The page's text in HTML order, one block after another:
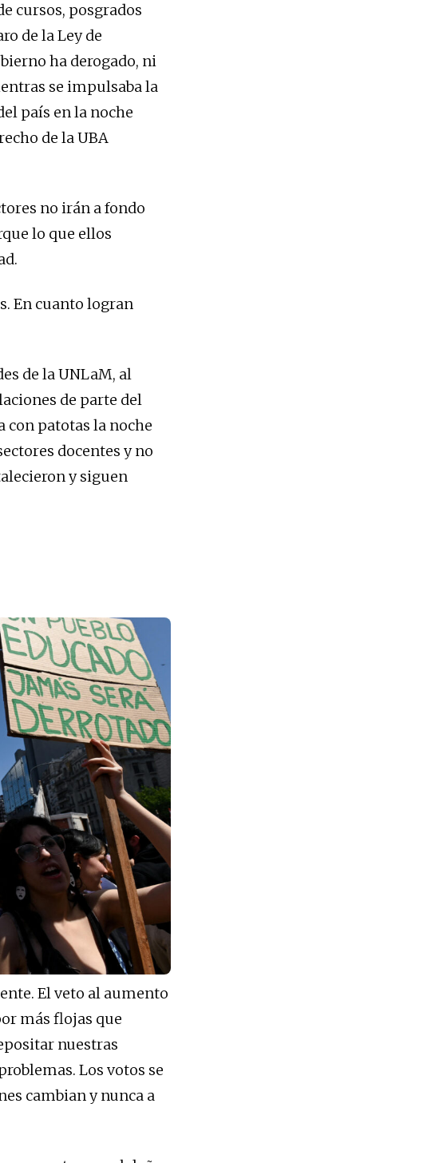
cursos, posgrados
de la Ley de
ha derogado, ni
se impulsaba la
país en la noche
de la UBA
no irán a fondo
lo que ellos
En cuanto logran
de la UNLaM, al
de parte del
con patotas la noche
docentes y no
y siguen
El veto al aumento
más flojas que
nuestras
Los votos se
cambian y nunca a